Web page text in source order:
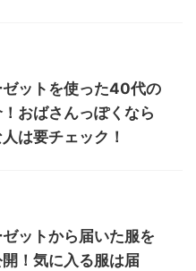
ットを使った40代の
おばさんっぽくなら
は要チェック！
ットから届いた服を
！気に入る服は届